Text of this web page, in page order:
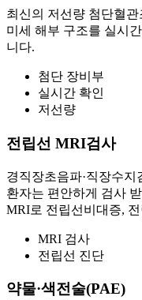
최신의 저선량 첨단혈
미세 해부 구조를 실시
니다.
첨단 장비부
실시간 확인
저선량
전립선 MRI검사
경직장초음파·직장수
환자는 편안하게 검사
MRI로 전립선비대증,
MRI 검사
전립선 진단
약물·색전술(PAE)